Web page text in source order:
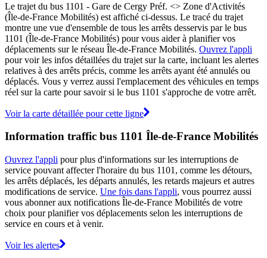
Le trajet du bus 1101 - Gare de Cergy Préf. <> Zone d'Activités
(Île-de-France Mobilités) est affiché ci-dessus. Le tracé du trajet
montre une vue d'ensemble de tous les arrêts desservis par le bus
1101 (Île-de-France Mobilités) pour vous aider à planifier vos
déplacements sur le réseau Île-de-France Mobilités. Ouvrez l'appli
pour voir les infos détaillées du trajet sur la carte, incluant les alertes
relatives à des arrêts précis, comme les arrêts ayant été annulés ou
déplacés. Vous y verrez aussi l'emplacement des véhicules en temps
réel sur la carte pour savoir si le bus 1101 s'approche de votre arrêt.
Voir la carte détaillée pour cette ligne
Information traffic bus 1101 Île-de-France Mobilités
Ouvrez l'appli pour plus d'informations sur les interruptions de
service pouvant affecter l'horaire du bus 1101, comme les détours,
les arrêts déplacés, les départs annulés, les retards majeurs et autres
modifications de service. Une fois dans l'appli, vous pourrez aussi
vous abonner aux notifications Île-de-France Mobilités de votre
choix pour planifier vos déplacements selon les interruptions de
service en cours et à venir.
Voir les alertes